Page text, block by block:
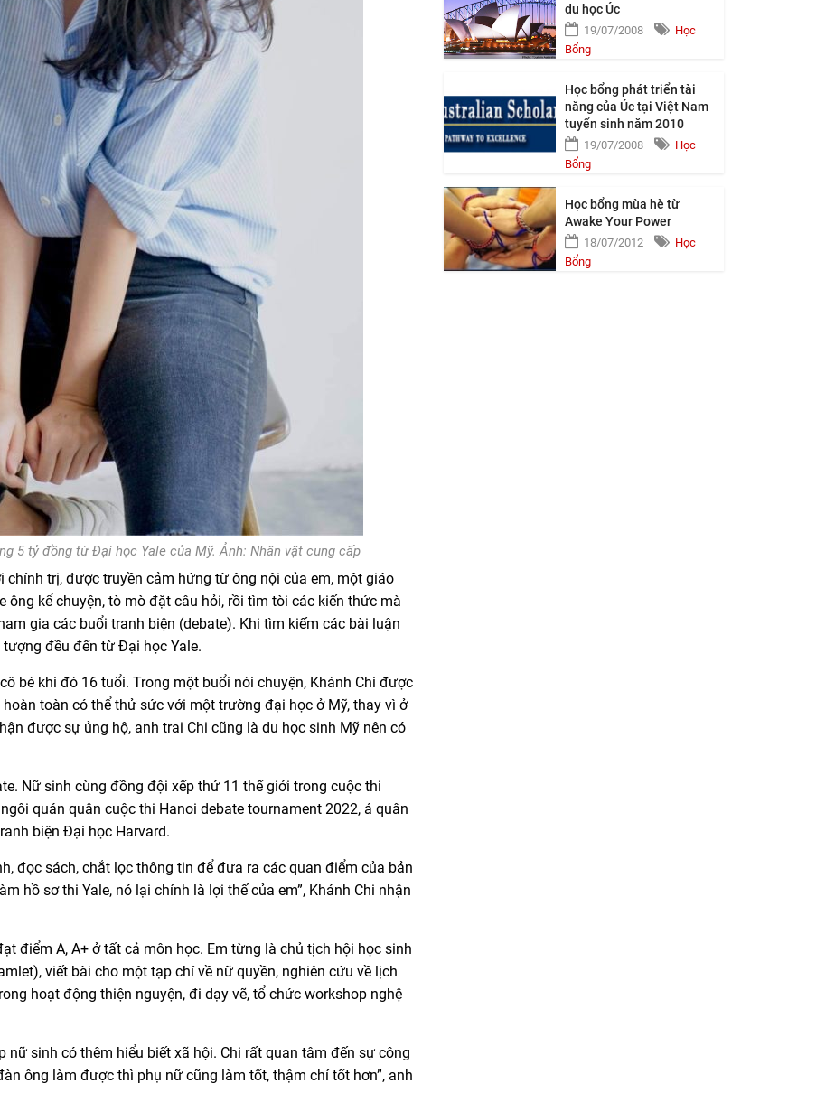
5 tỷ đồng từ Đại học Yale của Mỹ. Ảnh: Nhân vật cung cấp
chính trị, được truyền cảm hứng từ ông nội của em, một giáo
kể chuyện, tò mò đặt câu hỏi, rồi tìm tòi các kiến thức mà
gia các buổi tranh biện (debate). Khi tìm kiếm các bài luận
đều đến từ Đại học Yale.
bé khi đó 16 tuổi. Trong một buổi nói chuyện, Khánh Chi được
toàn có thể thử sức với một trường đại học ở Mỹ, thay vì ở
được sự ủng hộ, anh trai Chi cũng là du học sinh Mỹ nên có
Nữ sinh cùng đồng đội xếp thứ 11 thế giới trong cuộc thi
quán quân cuộc thi Hanoi debate tournament 2022, á quân
biện Đại học Harvard.
đọc sách, chắt lọc thông tin để đưa ra các quan điểm của bản
hồ sơ thi Yale, nó lại chính là lợi thế của em”, Khánh Chi nhận
điểm A, A+ ở tất cả môn học. Em từng là chủ tịch hội học sinh
viết bài cho một tạp chí về nữ quyền, nghiên cứu về lịch
hoạt động thiện nguyện, đi dạy vẽ, tổ chức workshop nghệ
sinh có thêm hiểu biết xã hội. Chi rất quan tâm đến sự công
ông làm được thì phụ nữ cũng làm tốt, thậm chí tốt hơn”, anh
du học Úc
19/07/2008
Học
Bổng
Học bổng phát triển tài
năng của Úc tại Việt Nam
tuyển sinh năm 2010
19/07/2008
Học
Bổng
Học bổng mùa hè từ
Awake Your Power
18/07/2012
Học
Bổng